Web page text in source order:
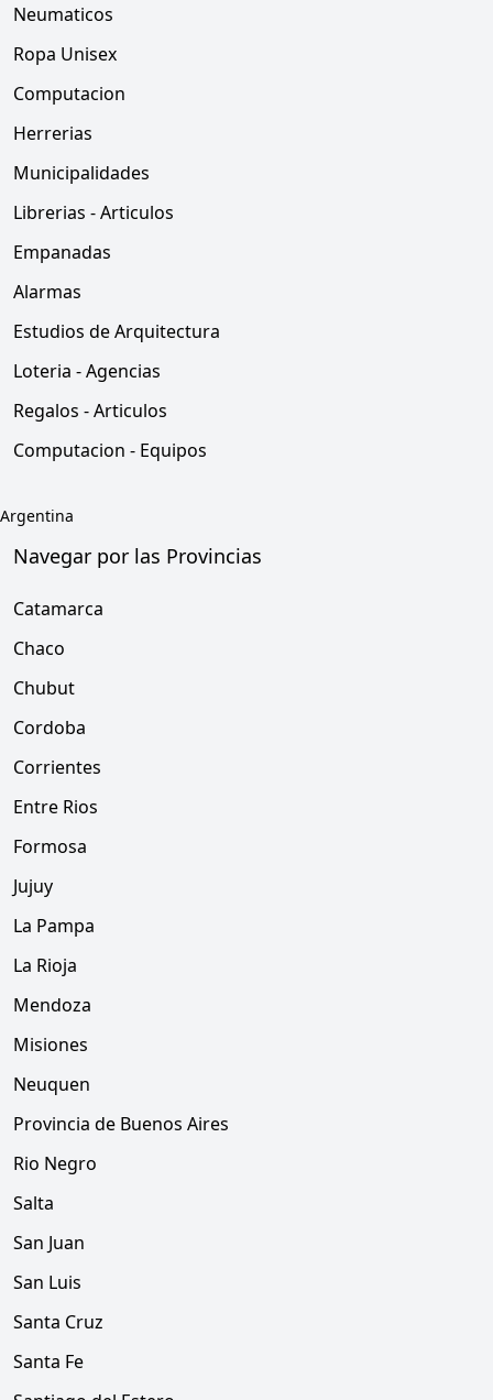
Neumaticos
Ropa Unisex
Computacion
Herrerias
Municipalidades
Librerias - Articulos
Empanadas
Alarmas
Estudios de Arquitectura
Loteria - Agencias
Regalos - Articulos
Computacion - Equipos
Argentina
Navegar por las Provincias
Catamarca
Chaco
Chubut
Cordoba
Corrientes
Entre Rios
Formosa
Jujuy
La Pampa
La Rioja
Mendoza
Misiones
Neuquen
Provincia de Buenos Aires
Rio Negro
Salta
San Juan
San Luis
Santa Cruz
Santa Fe